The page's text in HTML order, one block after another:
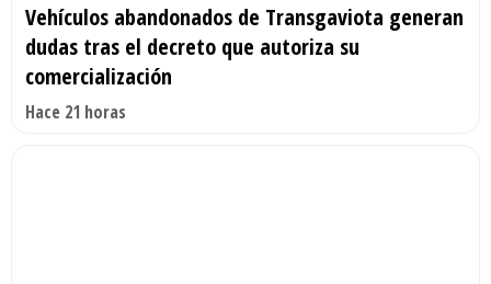
Vehículos abandonados de Transgaviota generan
dudas tras el decreto que autoriza su
comercialización
Hace 21 horas